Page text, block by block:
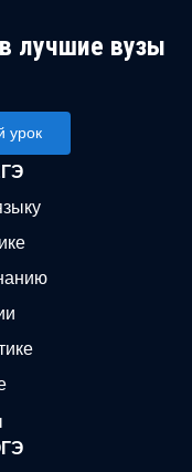
лучшие вузы
урок